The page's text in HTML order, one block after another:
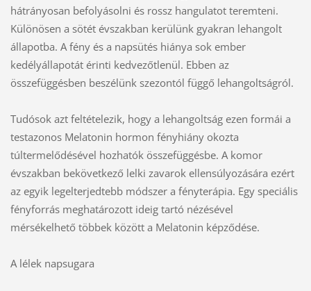
hátrányosan befolyásolni és rossz hangulatot teremteni.
Különösen a sötét évszakban kerülünk gyakran lehangolt
állapotba. A fény és a napsütés hiánya sok ember
kedélyállapotát érinti kedvezőtlenül. Ebben az
összefüggésben beszélünk szezontól függő lehangoltságról.
Tudósok azt feltételezik, hogy a lehangoltság ezen formái a
testazonos Melatonin hormon fényhiány okozta
túltermelődésével hozhatók összefüggésbe. A komor
évszakban bekövetkező lelki zavarok ellensúlyozására ezért
az egyik legelterjedtebb módszer a fényterápia. Egy speciális
fényforrás meghatározott ideig tartó nézésével
mérsékelhető többek között a Melatonin képződése.
A lélek napsugara